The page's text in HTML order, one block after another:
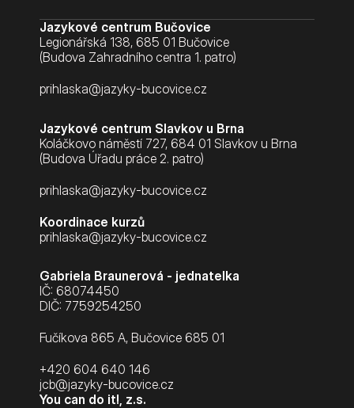
Jazykové centrum Bučovice
Legionářská 138, 685 01 Bučovice
(Budova Zahradního centra 1. patro)
prihlaska@jazyky-bucovice.cz
Jazykové centrum Slavkov u Brna
Koláčkovo náměstí 727, 684 01 Slavkov u Brna
(Budova Úřadu práce 2. patro)
prihlaska@jazyky-bucovice.cz
Koordinace kurzů
prihlaska@jazyky-bucovice.cz
Gabriela Braunerová - jednatelka
IČ: 68074450
DIČ: 7759254250
Fučíkova 865 A, Bučovice 685 01
+420 604 640 146
jcb@jazyky-bucovice.cz
You can do it!, z.s.